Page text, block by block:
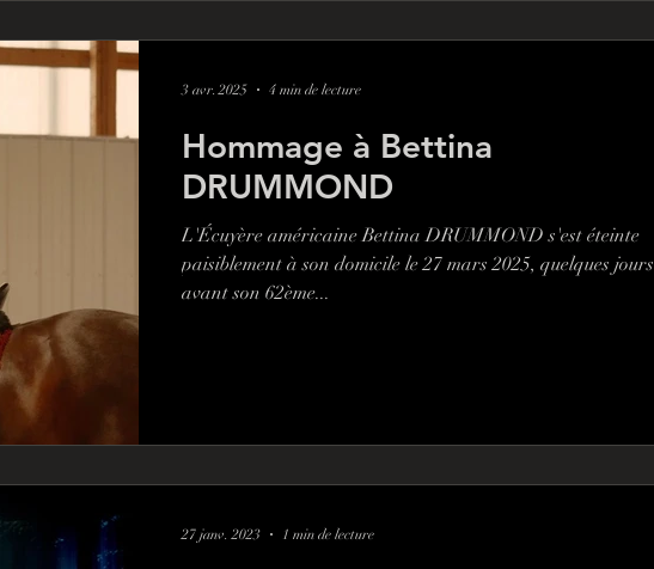
Hommage à Bettina
DRUMMOND
L'Écuyère américaine Bettina DRUMMOND s'est éteinte
paisiblement à son domicile le 27 mars 2025, quelques jours
avant son 62ème...
3 avr. 2025 4 min de lecture
27 janv. 2023 1 min de lecture